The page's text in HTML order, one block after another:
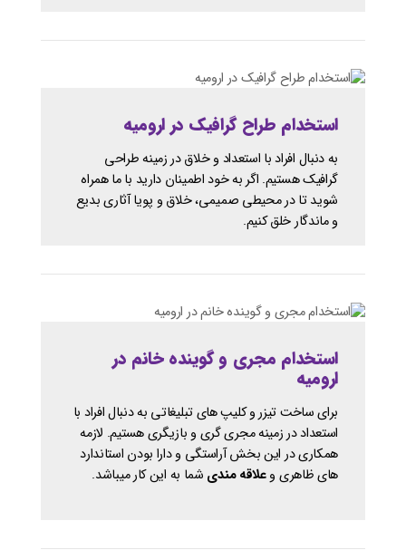
استخدام طراح گرافیک در ارومیه
به دنبال افراد با استعداد و خلاق در زمینه طراحی
گرافیک هستیم. اگر به خود اطمینان دارید با ما همراه
شوید تا در محیطی صمیمی، خلاق و پویا آثاری بدیع
و ماندگار خلق کنیم.
استخدام مجری و گوینده خانم در
ارومیه
برای ساخت تیزر و کلیپ های تبلیغاتی به دنبال افراد با
استعداد در زمینه مجری گری و بازیگری هستیم. لازمه
همکاری در این بخش آراستگی و دارا بودن استاندارد
های ظاهری وعلاقه مندی شما به این کار میباشد.